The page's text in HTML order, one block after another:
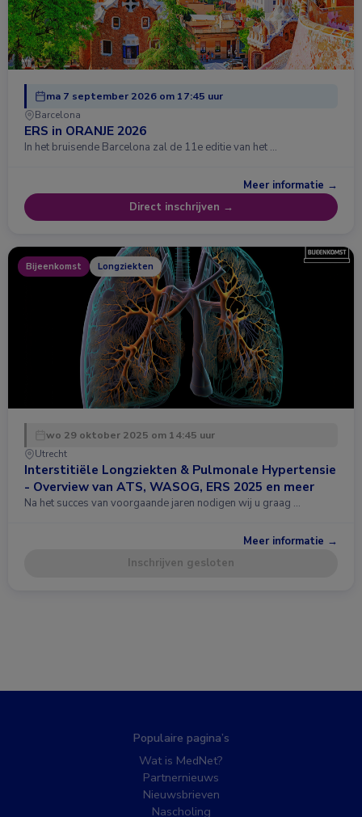
ma 7 september 2026 om 17:45 uur
Barcelona
ERS in ORANJE 2026
In het bruisende Barcelona zal de 11e editie van het …
Meer informatie →
Direct inschrijven →
Bijeenkomst Longziekten
wo 29 oktober 2025 om 14:45 uur
Utrecht
Interstitiële Longziekten & Pulmonale Hypertensie
- Overview van ATS, WASOG, ERS 2025 en meer
Na het succes van voorgaande jaren nodigen wij u graag …
Meer informatie →
Inschrijven gesloten
Populaire pagina’s
Wat is MedNet?
Partnernieuws
Nieuwsbrieven
Nascholing